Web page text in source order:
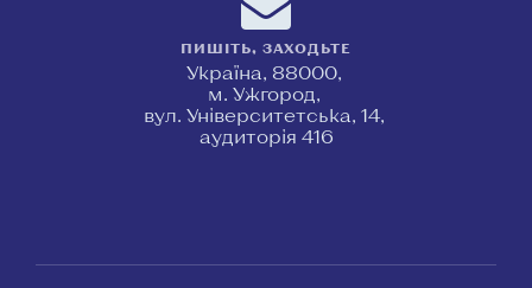
ПИШІТЬ, ЗАХОДЬТЕ
Україна, 88000,
м. Ужгород,
вул. Університетська, 14,
аудиторія 416